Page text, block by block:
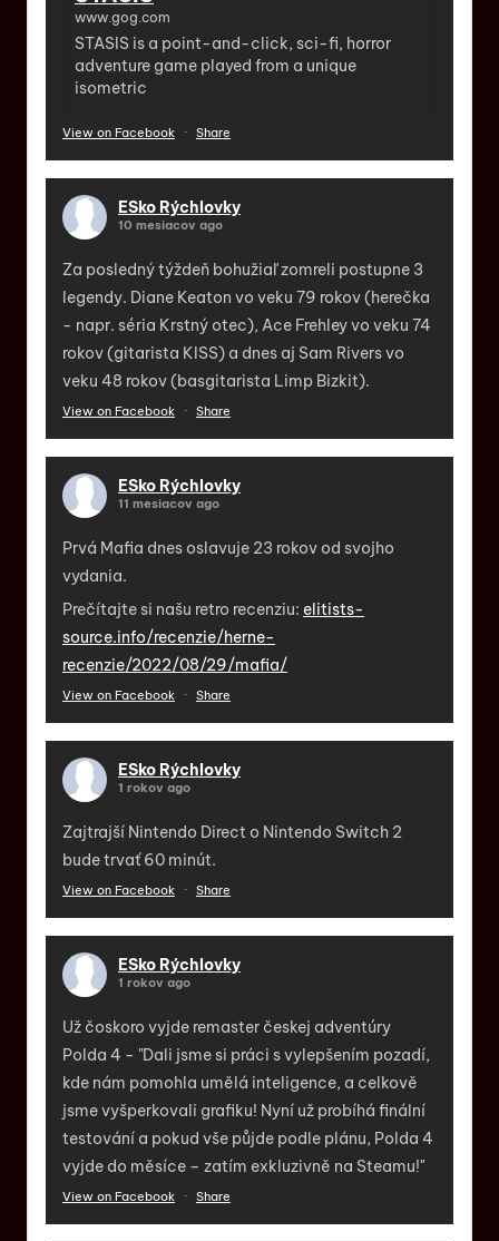
www.gog.com
STASIS is a point-and-click, sci-fi, horror
adventure game played from a unique
isometric
View on Facebook · Share
ESko Rýchlovky
10 mesiacov ago
Za posledný týždeň bohužiaľ zomreli postupne 3
legendy. Diane Keaton vo veku 79 rokov (herečka
- napr. séria Krstný otec), Ace Frehley vo veku 74
rokov (gitarista KISS) a dnes aj Sam Rivers vo
veku 48 rokov (basgitarista Limp Bizkit).
View on Facebook · Share
ESko Rýchlovky
11 mesiacov ago
Prvá Mafia dnes oslavuje 23 rokov od svojho
vydania.
Prečítajte si našu retro recenziu: elitists-
source.info/recenzie/herne-
recenzie/2022/08/29/mafia/
View on Facebook · Share
ESko Rýchlovky
1 rokov ago
Zajtrajší Nintendo Direct o Nintendo Switch 2
bude trvať 60 minút.
View on Facebook · Share
ESko Rýchlovky
1 rokov ago
Už čoskoro vyjde remaster českej adventúry
Polda 4 - "Dali jsme si práci s vylepšením pozadí,
kde nám pomohla umělá inteligence, a celkově
jsme vyšperkovali grafiku! Nyní už probíhá finální
testování a pokud vše půjde podle plánu, Polda 4
vyjde do měsíce – zatím exkluzivně na Steamu!"
View on Facebook · Share